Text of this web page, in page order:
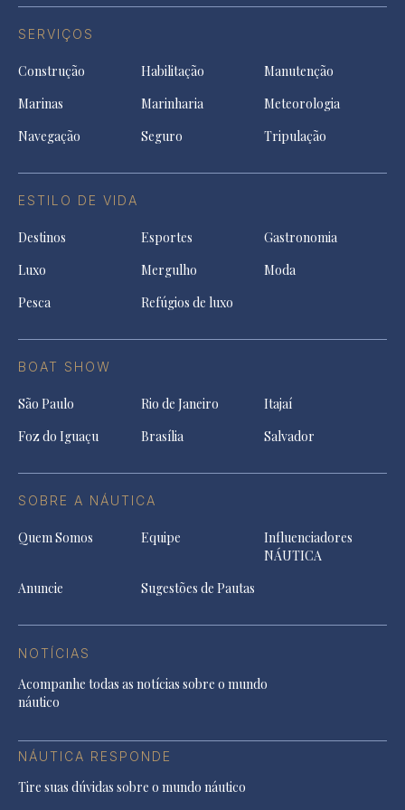
SERVIÇOS
Construção Habilitação
Manutenção
Marinas
Marinharia
Meteorologia
Navegação
Seguro Tripulação
ESTILO DE VIDA
Destinos Esportes
Gastronomia
Luxo
Mergulho
Moda
Pesca
Refúgios de luxo
BOAT SHOW
São Paulo Rio de Janeiro
Itajaí
Foz do Iguaçu
Brasília Salvador
SOBRE A NÁUTICA
Quem Somos Equipe
Influenciadores
NÁUTICA
Anuncie
Sugestões de Pautas
NOTÍCIAS
Acompanhe todas as notícias sobre o mundo
náutico
NÁUTICA RESPONDE
Tire suas dúvidas sobre o mundo náutico